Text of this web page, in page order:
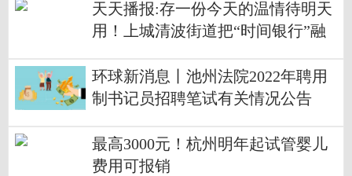
天天播报:存一份今天的温情待明天
用！上城清波街道把“时间银行”融
环球新消息丨池州法院2022年聘用
制书记员招聘笔试有关情况公告
最高3000元！杭州明年起试管婴儿
费用可报销